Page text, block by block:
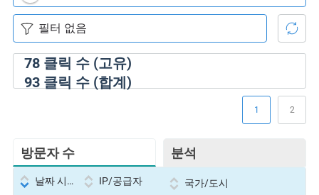
78클릭 수 (고유)
93클릭 수 (합계)
방문자 수 분석
1 2
날짜 시간 IP/공급자 국가/도시